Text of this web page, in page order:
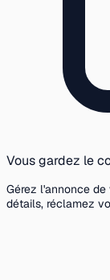
Vous gardez le
Gérez l'annonce
détails, réclamez